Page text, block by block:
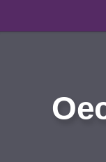
Для авторов